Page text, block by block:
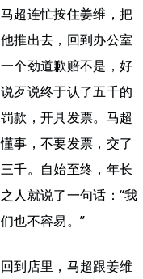
马超连忙按住姜维，把
他推出去，回到办公室
一个劲道歉赔不是，好
说歹说终于认了五千的
罚款，开具发票。马超
懂事，不要发票，交了
三千。自始至终，年长
之人就说了一句话：“我
们也不容易。”
回到店里，马超跟姜维